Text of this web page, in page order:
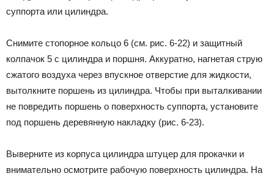
суппорта или цилиндра.
Снимите стопорное кольцо 6 (см. рис. 6-22) и защитный
колпачок 5 с цилиндра и поршня. Аккуратно, нагнетая струю
сжатого воздуха через впускное отверстие для жидкости,
вытолкните поршень из цилиндра. Чтобы при выталкивании
не повредить поршень о поверхность суппорта, установите
под поршень деревянную накладку (рис. 6-23).
Выверните из корпуса цилиндра штуцер для прокачки и
внимательно осмотрите рабочую поверхность цилиндра. На